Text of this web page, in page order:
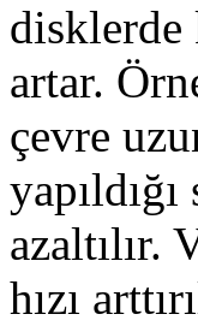
disklerde
artar.
çevre
azaltılır.
hızı